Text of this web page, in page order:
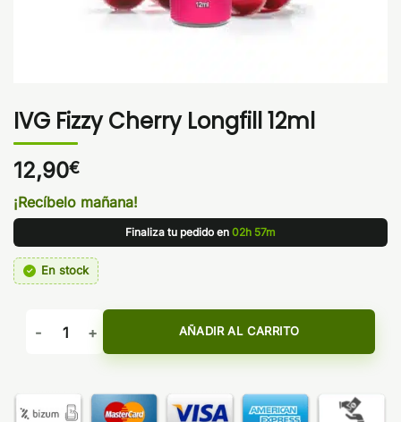
IVG Fizzy Cherry Longfill 12ml
12,90€
¡Recíbelo mañana!
Finaliza tu pedido en 02h 57m
En stock
IVG Fizzy Cherry Longfill 12ml cantidad
AÑADIR AL CARRITO